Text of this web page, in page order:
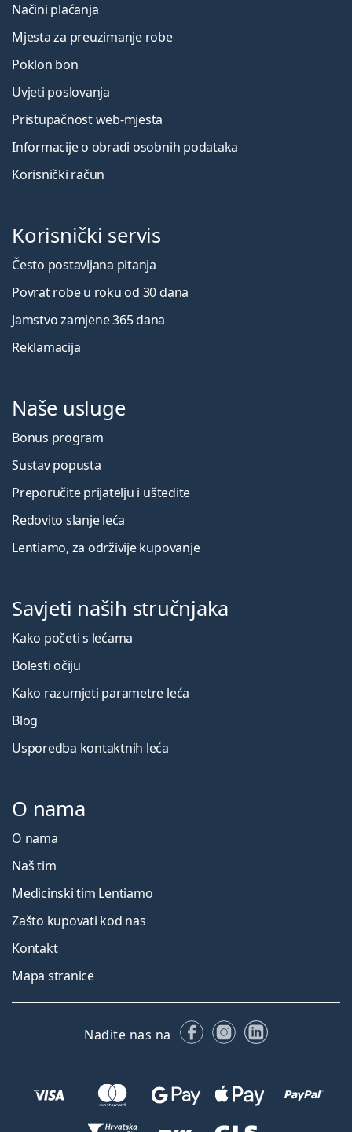
Načini plaćanja
Mjesta za preuzimanje robe
Poklon bon
Uvjeti poslovanja
Pristupačnost web-mjesta
Informacije o obradi osobnih podataka
Korisnički račun
Korisnički servis
Često postavljana pitanja
Povrat robe u roku od 30 dana
Jamstvo zamjene 365 dana
Reklamacija
Naše usluge
Bonus program
Sustav popusta
Preporučite prijatelju i uštedite
Redovito slanje leća
Lentiamo, za održivije kupovanje
Savjeti naših stručnjaka
Kako početi s lećama
Bolesti očiju
Kako razumjeti parametre leća
Blog
Usporedba kontaktnih leća
O nama
O nama
Naš tim
Medicinski tim Lentiamo
Zašto kupovati kod nas
Kontakt
Mapa stranice
Nađite nas na FacebookuInstagramu
LinkedIn